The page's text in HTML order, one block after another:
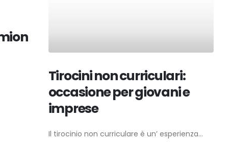
Tirocini non curriculari:
occasione per giovani e
imprese
Il tirocinio non curriculare è un’ esperienza...